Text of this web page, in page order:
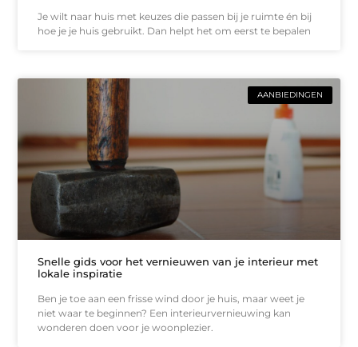
Je wilt naar huis met keuzes die passen bij je ruimte én bij
hoe je je huis gebruikt. Dan helpt het om eerst te bepalen
AANBIEDINGEN
Snelle gids voor het vernieuwen van je interieur met
lokale inspiratie
Ben je toe aan een frisse wind door je huis, maar weet je
niet waar te beginnen? Een interieurvernieuwing kan
wonderen doen voor je woonplezier.